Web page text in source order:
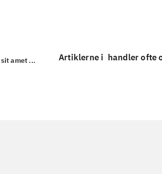
amet ...
Artiklerne i handler ofte